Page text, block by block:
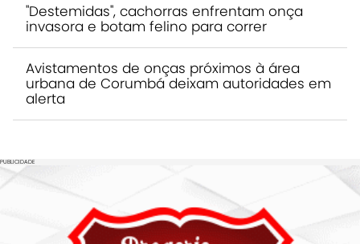
"Destemidas", cachorras enfrentam onça
invasora e botam felino para correr
Avistamentos de onças próximos à área
urbana de Corumbá deixam autoridades em
alerta
PUBLICIDADE